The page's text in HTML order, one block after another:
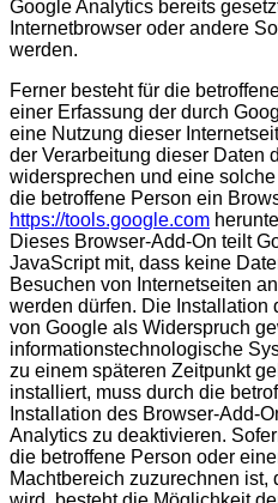
Google Analytics bereits
Internetbrowser oder andere
werden.
Ferner besteht für die
einer Erfassung der durch
eine Nutzung dieser
der Verarbeitung dieser Daten
widersprechen und eine
die betroffene Person ein
https://tools.google.com
Dieses Browser-Add-On teilt
JavaScript mit, dass keine
Besuchen von Internetseiten
werden dürfen. Die Installation
von Google als Widerspruch
informationstechnologische
zu einem späteren Zeitpunkt
installiert, muss durch die
Installation des Browser-Add-
Analytics zu deaktivieren.
die betroffene Person oder
Machtbereich zuzurechnen